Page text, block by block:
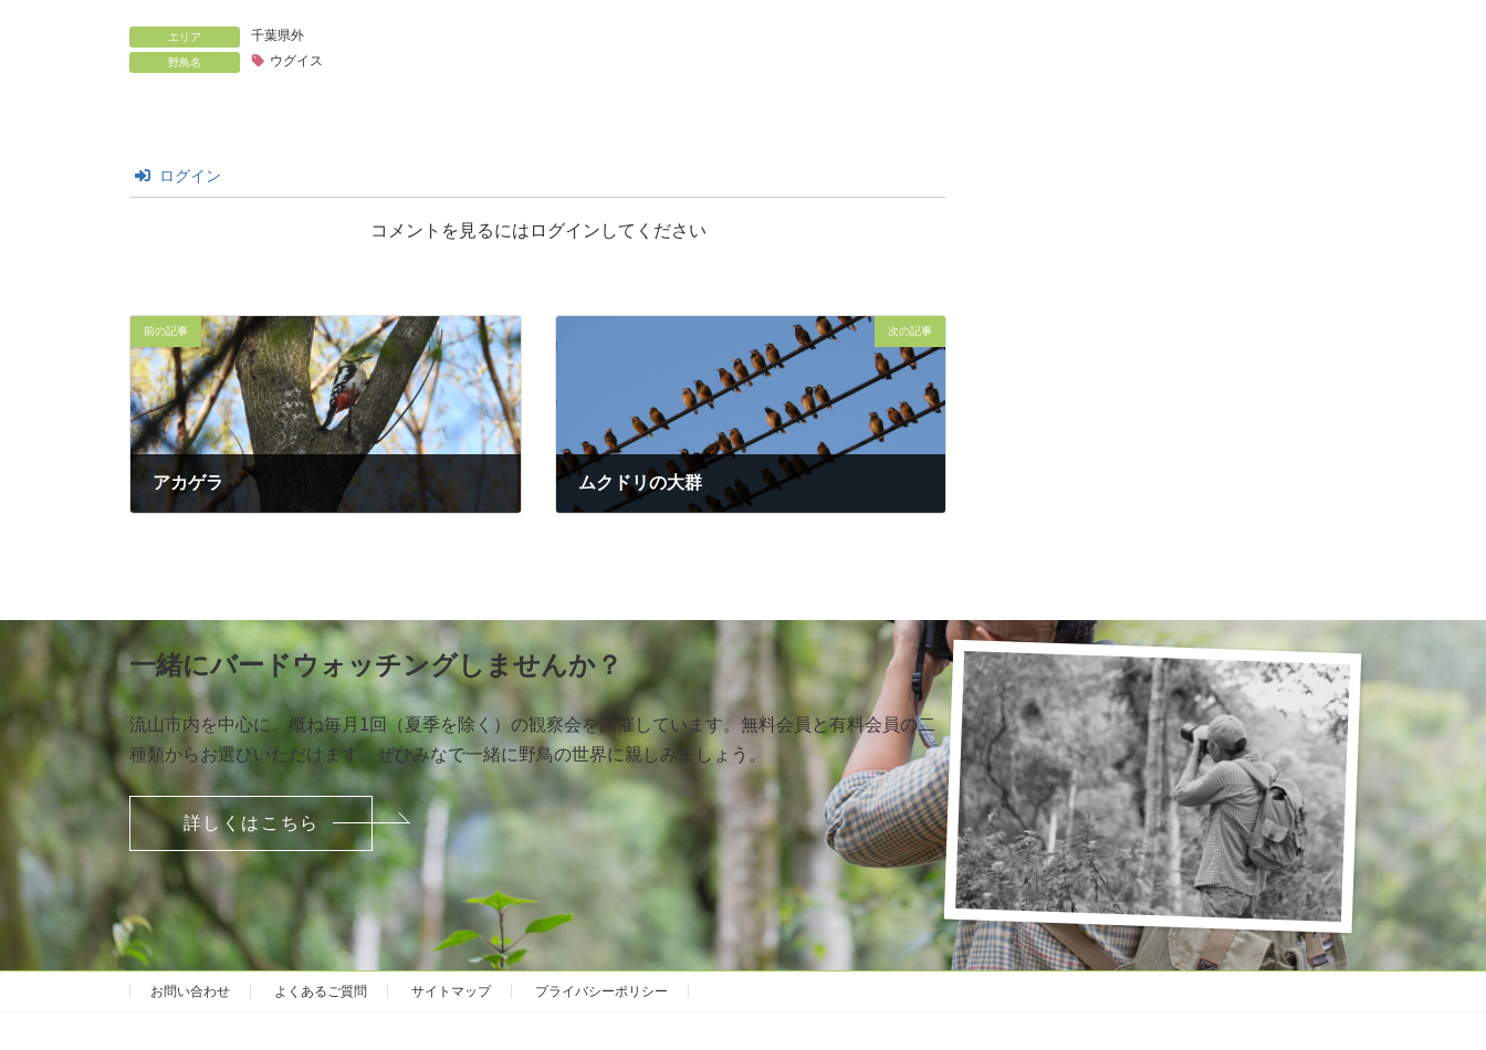
エリア 千葉県外
野鳥名 ウグイス
ログイン
コメントを見るにはログインしてください
前の記事
アカゲラ
次の記事
ムクドリの大群
一緒にバードウォッチングしませんか？
流山市内を中心に、概ね毎月1回（夏季を除く）の観察会を開催しています。無料会員と有料会員の二
種類からお選びいただけます。ぜひみなで一緒に野鳥の世界に親しみましょう。
詳しくはこちら
お問い合わせ よくあるご質問 サイトマップ プライバシーポリシー